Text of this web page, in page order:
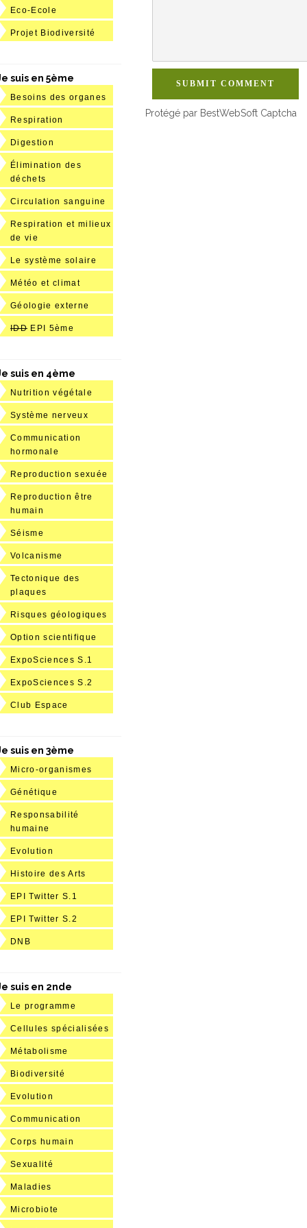
SUBMIT COMMENT
Protégé par BestWebSoft Captcha
Eco-Ecole
Projet Biodiversité
suis en 5ème
Besoins des organes
Respiration
Digestion
Élimination des
déchets
Circulation sanguine
Respiration et milieux
de vie
Le système solaire
Météo et climat
Géologie externe
IDD EPI 5ème
suis en 4ème
Nutrition végétale
Système nerveux
Communication
hormonale
Reproduction sexuée
Reproduction être
humain
Séisme
Volcanisme
Tectonique des
plaques
Risques géologiques
Option scientifique
ExpoSciences S.1
ExpoSciences S.2
Club Espace
suis en 3ème
Micro-organismes
Génétique
Responsabilité
humaine
Evolution
Histoire des Arts
EPI Twitter S.1
EPI Twitter S.2
DNB
suis en 2nde
Le programme
Cellules spécialisées
Métabolisme
Biodiversité
Evolution
Communication
Corps humain
Sexualité
Maladies
Microbiote